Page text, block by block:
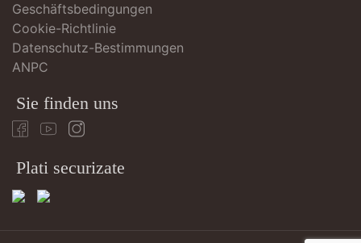
Geschäftsbedingungen
Cookie-Richtlinie
Datenschutz-Bestimmungen
ANPC
Sie finden uns
Plati securizate